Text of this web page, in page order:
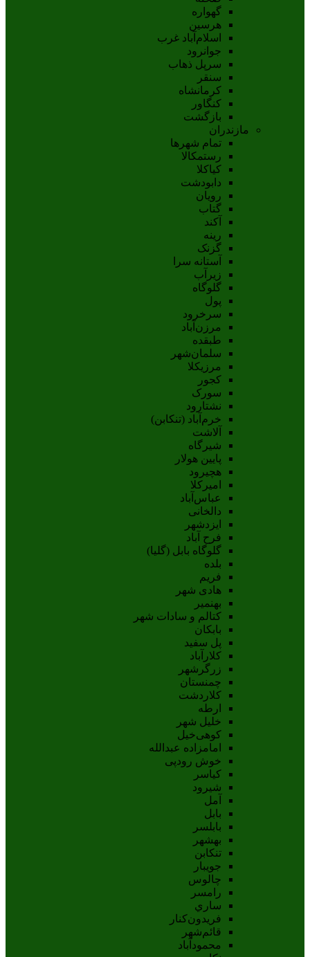
گهواره
هرسین
اسلام‌‌آباد غرب
جوانرود
سرپل ذهاب
سنقر
کرمانشاه
کنگاور
بازگشت
مازندران
تمام شهر‌ها
رستمکالا
کیاکلا
دابودشت
رویان
گتاب
آکند
رینه
گزنک
آستانه سرا
زیرآب
گلوگاه
پول
سرخرود
مرزن‌آباد
طبقده
سلمان‌شهر
مرزیکلا
کجور
سورک
نشتارود
خرم‌آباد (تنکابن)
آلاشت
شیرگاه
پایین هولار
هچیرود
امیرکلا
عباس‌آباد
دالخانی
ایزدشهر
فرح آباد
گلوگاه بابل (گلیا)
بلده
فریم
هادی شهر
بهنمیر
کتالم و سادات شهر
بابکان
پل سفید
کلارآباد
زرگرشهر
چمنستان
کلاردشت
ارطه
خلیل شهر
کوهی‌خیل
امامزاده عبدالله
خوش رودپی
کیاسر
شیرود
آمل
بابل
بابلسر
بهشهر
تنکابن
جويبار
چالوس
رامسر
ساري
فريدون‌کنار
قائم‌شهر
محمودآباد